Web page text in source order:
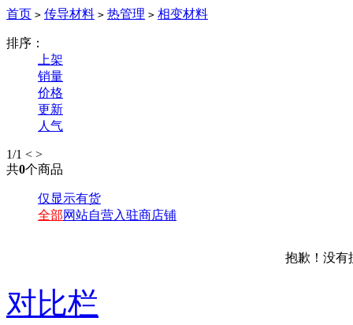
首页 > 传导材料 > 热管理 > 相变材料
排序：
上架
销量
价格
更新
人气
1/1 < >
共0个商品
仅显示有货
全部网站自营入驻商店铺
抱歉！没
对比栏